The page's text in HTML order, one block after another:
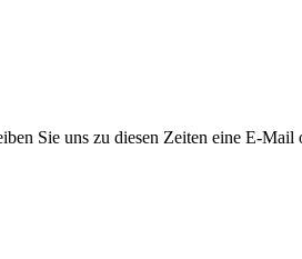
Sie uns zu diesen Zeiten eine E-